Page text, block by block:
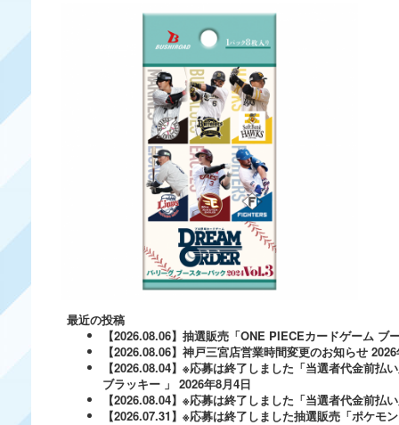
最近の投稿
【2026.08.06】抽選販売「ONE PIECEカードゲーム ブ
【2026.08.06】神戸三宮店営業時間変更のお知らせ
【2026.08.04】※応募は終了しました「当選者代金前
ブラッキー 」 2026年8月4日
【2026.08.04】※応募は終了しました「当選者代金前
【2026.07.31】※応募は終了しました抽選販売「ポケ